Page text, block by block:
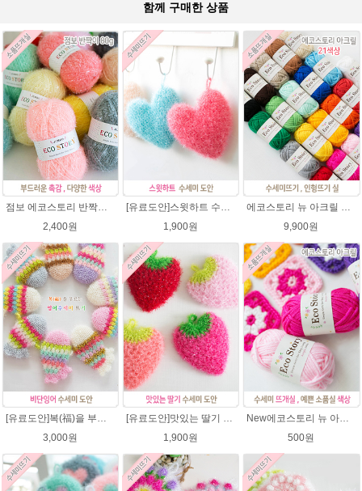
함께 구매한 상품
2,400원
1,900원
9,900원
[유료도안]복(福)을 부르는 비단잉어 수세미 코바늘뜨기 도안+꼬리부분 동영상 /복수세미뜨기/수세미실/반짝이수세미/반짝이실/ 힐링 웰빙수세미 퐁퐁수세미 코바늘수세미
3,000원
[유료도안]맛있는 딸기 수세미뜨기 도안(수세미실은 옵션에서 추가구매 가능)/수세미뜨기/수세미실/반짝이수세미/반짝이실/웰빙수세미 퐁퐁수세미 코바늘수세미
1,900원
New에코스토리 뉴 아크릴 / 수세미실 인형제작 뜨개실 친환경소품 뜨개질실 아크릴수세미실
500원